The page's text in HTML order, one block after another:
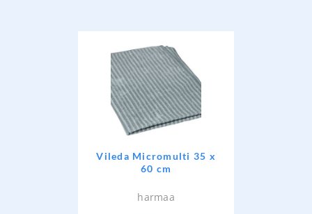
Vileda Micromulti 35 x
60 cm
harmaa